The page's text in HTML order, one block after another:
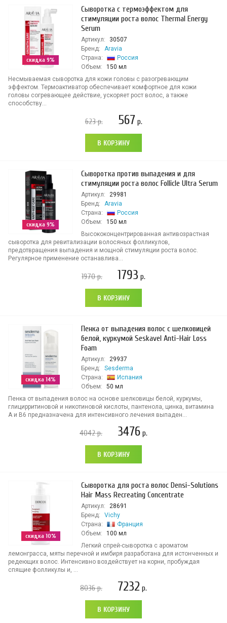
скидка 9%
Сыворотка с термоэффектом для
стимуляции роста волос Thermal Energy
Serum
Артикул:
30507
Бренд:
Aravia
Страна:
Россия
Объем:
150 мл
Несмываемая сыворотка для кожи головы с разогревающим
эффектом. Термоактиватор обеспечивает комфортное для кожи
головы согревающее действие, ускоряет рост волос, а также
способству...
623р. 567 р.
В КОРЗИНУ
скидка 9%
Сыворотка против выпадения и для
стимуляции роста волос Follicle Ultra Serum
Артикул:
29981
Бренд:
Aravia
Страна:
Россия
Объем:
150 мл
Высококонцентрированная антивозрастная
сыворотка для ревитализации волосяных фолликулов,
предотвращения выпадения и мощной стимуляции роста волос.
Регулярное применение останавлива...
1970р. 1793 р.
В КОРЗИНУ
скидка 14%
Пенка от выпадения волос c шелковицeй
белой, куркумой Seskavel Anti-Hair Loss
Foam
Артикул:
29937
Бренд:
Sesderma
Страна:
Испания
Объем:
50 мл
Пенка от выпадения волос на основе шелковицы белой, куркумы,
глицирритиновой и никотиновой кислоты, пантенола, цинка, витамина
А и В6 предназначена для интенсивного лечения выпаден...
4042р. 3476 р.
В КОРЗИНУ
скидка 10%
Сыворотка для роста волос Densi-Solutions
Hair Mass Recreating Concentrate
Артикул:
28691
Бренд:
Vichy
Страна:
Франция
Объем:
100 мл
Легкий спрей-сыворотка с ароматом
лемонграсса, мяты перечной и имбиря разработана для истонченных и
редеющих волос. Интенсивно воздействует на корни, пробуждая
спящие фолликулы и, ...
8036р. 7232 р.
В КОРЗИНУ